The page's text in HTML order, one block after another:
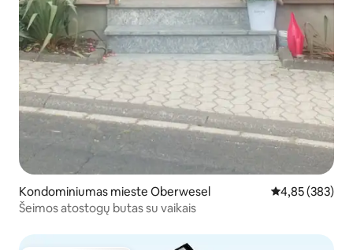
Kondominiumas mieste Oberwesel Vidutinis
4,85 (383)
Šeimos atostogų butas su vaikais